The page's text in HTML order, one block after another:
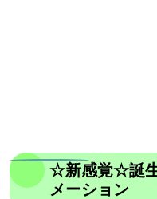
☆新感覚☆誕生
メーション